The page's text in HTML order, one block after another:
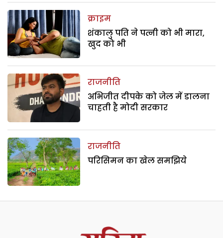
क्राइम
शंकालु पति ने पत्नी को भी मारा,
खुद को भी
राजनीति
अभिजीत दीपके को जेल में डालना
चाहती है मोदी सरकार
राजनीति
परिसिमन का खेल समझिये